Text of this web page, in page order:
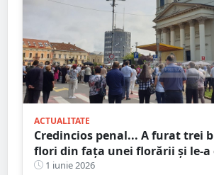
ACTUALITATE
Credincios penal... A furat trei
flori din fața unei florării și le-a
biserică
1 iunie 2026